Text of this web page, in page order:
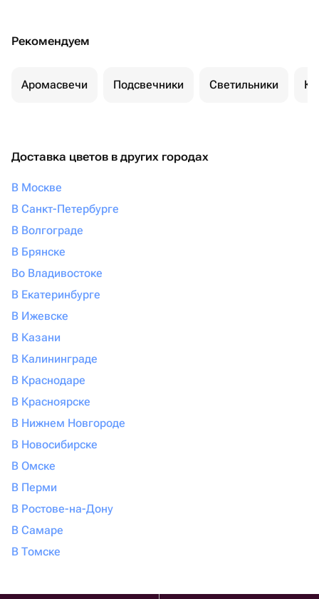
Рекомендуем
Аромасвечи Подсвечники Светильники
Доставка цветов в других городах
В Москве
В Санкт-Петербурге
В Волгограде
В Брянске
Во Владивостоке
В Екатеринбурге
В Ижевске
В Казани
В Калининграде
В Краснодаре
В Красноярске
В Нижнем Новгороде
В Новосибирске
В Омске
В Перми
В Ростове-на-Дону
В Самаре
В Томске